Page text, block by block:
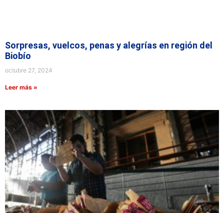
Sorpresas, vuelcos, penas y alegrías en región del
Biobío
octubre 27, 2024
Leer más »